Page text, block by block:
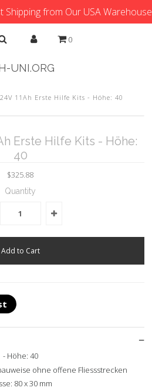
Shipping from Our USA Warehouse
0
UNI.ORG
11Ah Erste Hilfe Kits - Höhe: 40
Erste Hilfe Kits - Höhe:
40
$325.88
Quantity
- Höhe: 40
ohne offene Fliessstrecken
80 x 30 mm